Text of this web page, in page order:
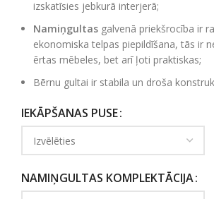
izskatīsies jebkurā interjerā;
Namiņgultas galvenā priekšrocība ir
ekonomiska telpas piepildīšana, tās ir
ērtas mēbeles, bet arī ļoti praktiskas;
Bērnu gultai ir stabila un droša
IEKĀPŠANAS PUSE
NAMIŅGULTAS KOMPLEKTĀCIJA